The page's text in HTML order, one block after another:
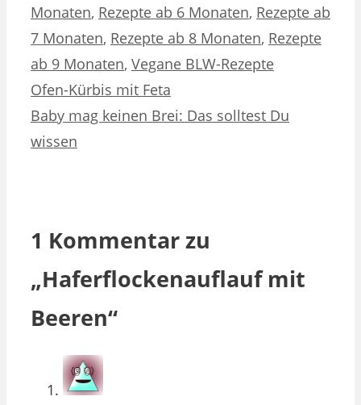
Monaten, Rezepte ab 6 Monaten, Rezepte ab
7 Monaten, Rezepte ab 8 Monaten, Rezepte
ab 9 Monaten, Vegane BLW-Rezepte
Ofen-Kürbis mit Feta
Baby mag keinen Brei: Das solltest Du
wissen
1 Kommentar zu
„Haferflockenauflauf mit
Beeren“